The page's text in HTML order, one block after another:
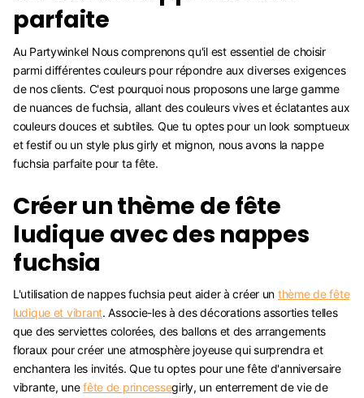
parfaite
Au Partywinkel Nous comprenons qu'il est essentiel de choisir
parmi différentes couleurs pour répondre aux diverses exigences
de nos clients. C'est pourquoi nous proposons une large gamme
de nuances de fuchsia, allant des couleurs vives et éclatantes aux
couleurs douces et subtiles. Que tu optes pour un look somptueux
et festif ou un style plus girly et mignon, nous avons la nappe
fuchsia parfaite pour ta fête.
Créer un thème de fête
ludique avec des nappes
fuchsia
L'utilisation de nappes fuchsia peut aider à créer un thème de fête
ludique et vibrant. Associe-les à des décorations assorties telles
que des serviettes colorées, des ballons et des arrangements
floraux pour créer une atmosphère joyeuse qui surprendra et
enchantera les invités. Que tu optes pour une fête d'anniversaire
vibrante, unefête de princessegirly, un enterrement de vie de